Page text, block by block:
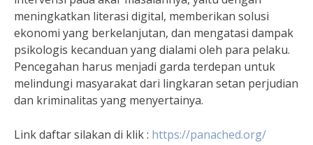
meningkatkan literasi digital, memberikan solusi
ekonomi yang berkelanjutan, dan mengatasi dampak
psikologis kecanduan yang dialami oleh para pelaku.
Pencegahan harus menjadi garda terdepan untuk
melindungi masyarakat dari lingkaran setan perjudian
dan kriminalitas yang menyertainya.
Link daftar silakan di klik : https://panached.org/